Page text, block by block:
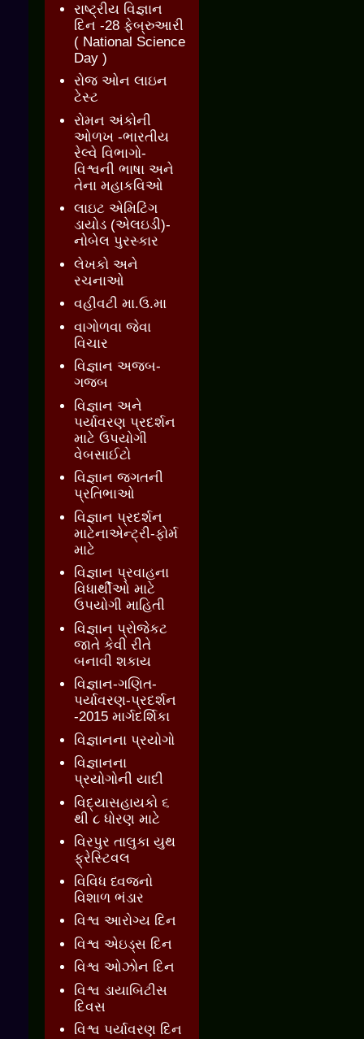
રાષ્ટ્રીય વિજ્ઞાન
દિન -28 ફેબ્રુઆરી
( National Science
Day )
રોજ ઓન લાઇન
ટેસ્ટ
રોમન અંકોની
ઓળખ -ભારતીય
રેલ્વે વિભાગો-
વિશ્વની ભાષા અને
તેના મહાકવિઓ
લાઇટ એમિટિંગ
ડાયોડ (એલઇડી)-
નોબેલ પુરસ્કાર
લેખકો અને
રચનાઓ
વહીવટી મા.ઉ.મા
વાગોળવા જેવા
વિચાર
વિજ્ઞાન અજબ-
ગજબ
વિજ્ઞાન અને
પર્યાવરણ પ્રદર્શન
માટે ઉપયોગી
વેબસાઈટો
વિજ્ઞાન જગતની
પ્રતિભાઓ
વિજ્ઞાન પ્રદર્શન
માટેનાએન્ટ્રી-ફોર્મ
માટે
વિજ્ઞાન પ્રવાહના
વિધાર્થીઓ માટે
ઉપયોગી માહિતી
વિજ્ઞાન પ્રોજેકટ
જાતે કેવી રીતે
બનાવી શકાય
વિજ્ઞાન-ગણિત-
પર્યાવરણ-પ્રદર્શન
-2015 માર્ગદર્શિકા
વિજ્ઞાનના પ્રયોગો
વિજ્ઞાનના
પ્રયોગોની યાદી
વિદ્યાસહાયકો ૬
થી ૮ ધોરણ માટે
વિરપુર તાલુકા યુથ
ફ્રેસ્ટિવલ
વિવિધ ધ્વજનો
વિશાળ ભંડાર
વિશ્વ આરોગ્ય દિન
વિશ્વ એઇડ્સ દિન
વિશ્વ ઓઝોન દિન
વિશ્વ ડાયાબિટીસ
દિવસ
વિશ્વ પર્યાવરણ દિન